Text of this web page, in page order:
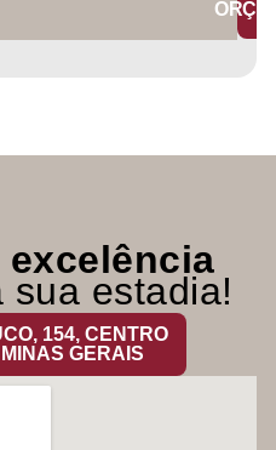
sua estadia!
154, CENTRO
GERAIS